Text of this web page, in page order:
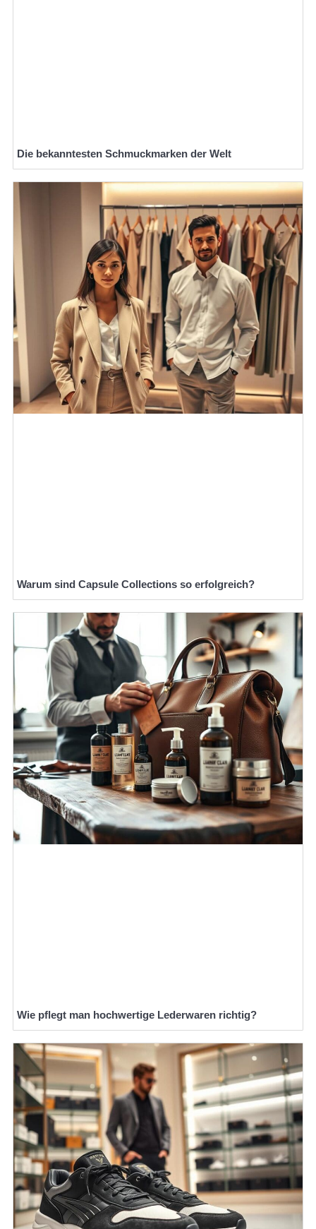
Die bekanntesten Schmuckmarken der Welt
Warum sind Capsule Collections so erfolgreich?
Wie pflegt man hochwertige Lederwaren richtig?